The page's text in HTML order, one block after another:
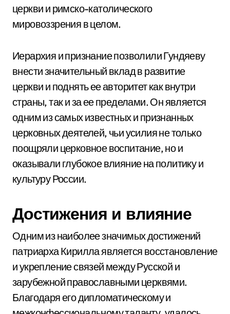
церкви и римско-католического
мировоззрения в целом.
Иерархия и признание позволили Гундяеву
внести значительный вклад в развитие
церкви и поднять ее авторитет как внутри
страны, так и за ее пределами. Он является
одним из самых известных и признанных
церковных деятелей, чьи усилия не только
поощряли церковное воспитание, но и
оказывали глубокое влияние на политику и
культуру России.
Достижения и влияние
Одним из наиболее значимых достижений
патриарха Кирилла является восстановление
и укрепление связей между Русской и
зарубежной православными церквями.
Благодаря его дипломатическому и